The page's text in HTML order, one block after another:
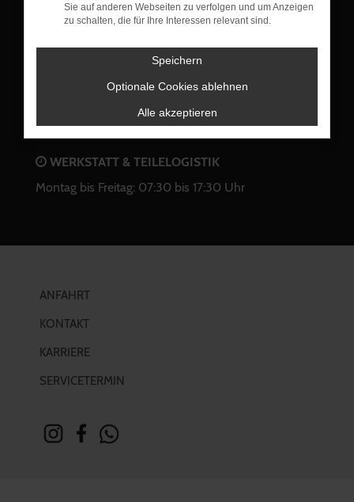
VERKAUF
Freitag : 09:00 bis 17:30 Uhr
+49 8024 4773130
WERKSTATT & TEILELOGISTIK
Montag bis Freitag: 07:30 bis 17:30 Uhr
ANFAHRT
KONTAKT
KARRIERE
SERVICETERMIN
Sie auf anderen Webseiten zu verfolgen und um Anzeigen
zu schalten, die für Ihre Interessen relevant sind.
Speichern
Optionale Cookies ablehnen
Alle akzeptieren